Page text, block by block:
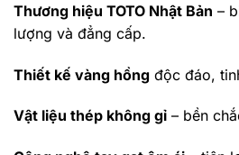
Thương hiệu TOTO Nhật Bản –
lượng và đẳng cấp.
Thiết kế vàng hồng độc đáo,
Vật liệu thép không gỉ – bền